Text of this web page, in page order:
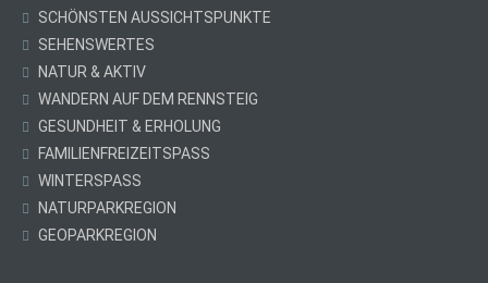
SCHÖNSTEN AUSSICHTSPUNKTE
SEHENSWERTES
NATUR & AKTIV
WANDERN AUF DEM RENNSTEIG
GESUNDHEIT & ERHOLUNG
FAMILIENFREIZEITSPASS
WINTERSPASS
NATURPARKREGION
GEOPARKREGION